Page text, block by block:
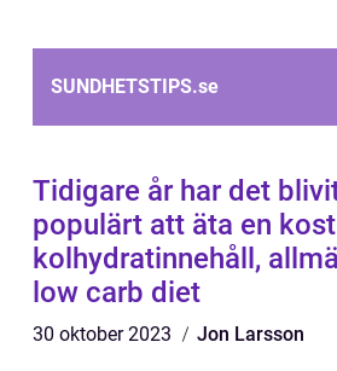
SUNDHETSTIPS.se
Tidigare år har det
populärt att äta en
kolhydratinnehåll,
low carb diet
30 oktober 2023 Jon Larsson